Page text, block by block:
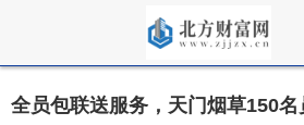
全员包联送服务，天门烟草150名